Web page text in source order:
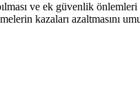
ve ek güvenlik önlemleri
kazaları azaltmasını